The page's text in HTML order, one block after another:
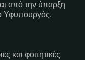
από την ύπαρξη
Υφυπουργός.
και φοιτητικές